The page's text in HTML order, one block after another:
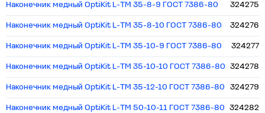
Наконечник медный OptiKit L-ТМ 35-8-9 ГОСТ 7386-80 324275
Наконечник медный OptiKit L-ТМ 35-8-10 ГОСТ 7386-80 324276
Наконечник медный OptiKit L-ТМ 35-10-9 ГОСТ 7386-80 324277
Наконечник медный OptiKit L-ТМ 35-10-10 ГОСТ 7386-80 324278
Наконечник медный OptiKit L-ТМ 35-12-10 ГОСТ 7386-80 324279
Наконечник медный OptiKit L-ТМ 50-10-11 ГОСТ 7386-80 324282